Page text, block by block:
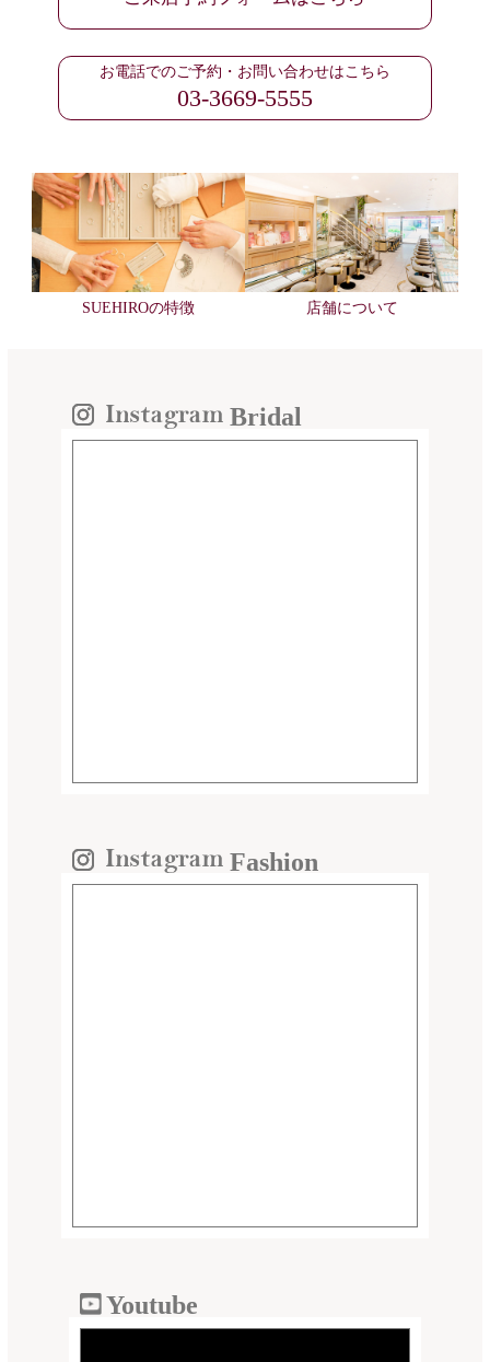
お電話でのご予約・お問い合わせはこちら
03-3669-5555
SUEHIROの特徴 店舗について
Bridal
Fashion
Youtube